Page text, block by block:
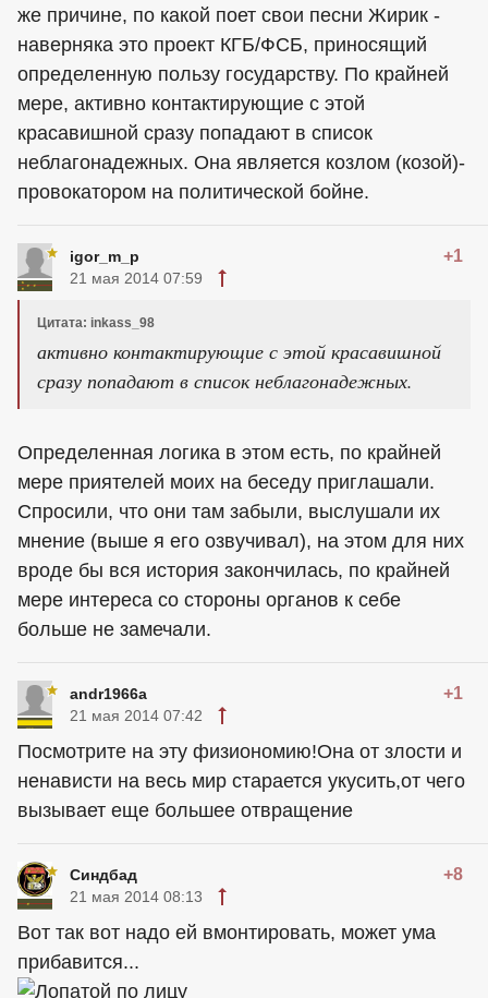
же причине, по какой поет свои песни Жирик -
наверняка это проект КГБ/ФСБ, приносящий
определенную пользу государству. По крайней
мере, активно контактирующие с этой
красавишной сразу попадают в список
неблагонадежных. Она является козлом (козой)-
провокатором на политической бойне.
igor_m_p +1
21 мая 2014 07:59
Цитата: inkass_98
активно контактирующие с этой красавишной
сразу попадают в список неблагонадежных.
Определенная логика в этом есть, по крайней
мере приятелей моих на беседу приглашали.
Спросили, что они там забыли, выслушали их
мнение (выше я его озвучивал), на этом для них
вроде бы вся история закончилась, по крайней
мере интереса со стороны органов к себе
больше не замечали.
andr1966a +1
21 мая 2014 07:42
Посмотрите на эту физиономию!Она от злости и
ненависти на весь мир старается укусить,от чего
вызывает еще большее отвращение
Синдбад +8
21 мая 2014 08:13
Вот так вот надо ей вмонтировать, может ума
прибавится...